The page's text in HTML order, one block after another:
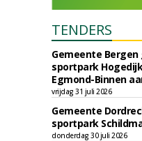
TENDERS
Gemeente
sportpark
Egmond-Binnen
vrijdag 31 juli 2026
Gemeente
sportpark
donderdag 30 juli 2026